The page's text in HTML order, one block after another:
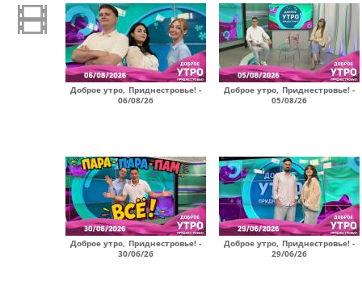
Доброе утро, Приднестровье! -
06/08/26
Доброе утро, Приднестровье! -
05/08/26
Доброе утро, Приднестровье! -
30/06/26
Доброе утро, Приднестровье! -
29/06/26